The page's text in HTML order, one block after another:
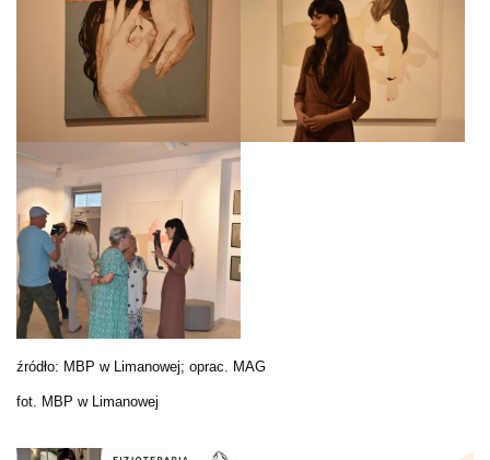
źródło: MBP w Limanowej; oprac. MAG
fot. MBP w Limanowej